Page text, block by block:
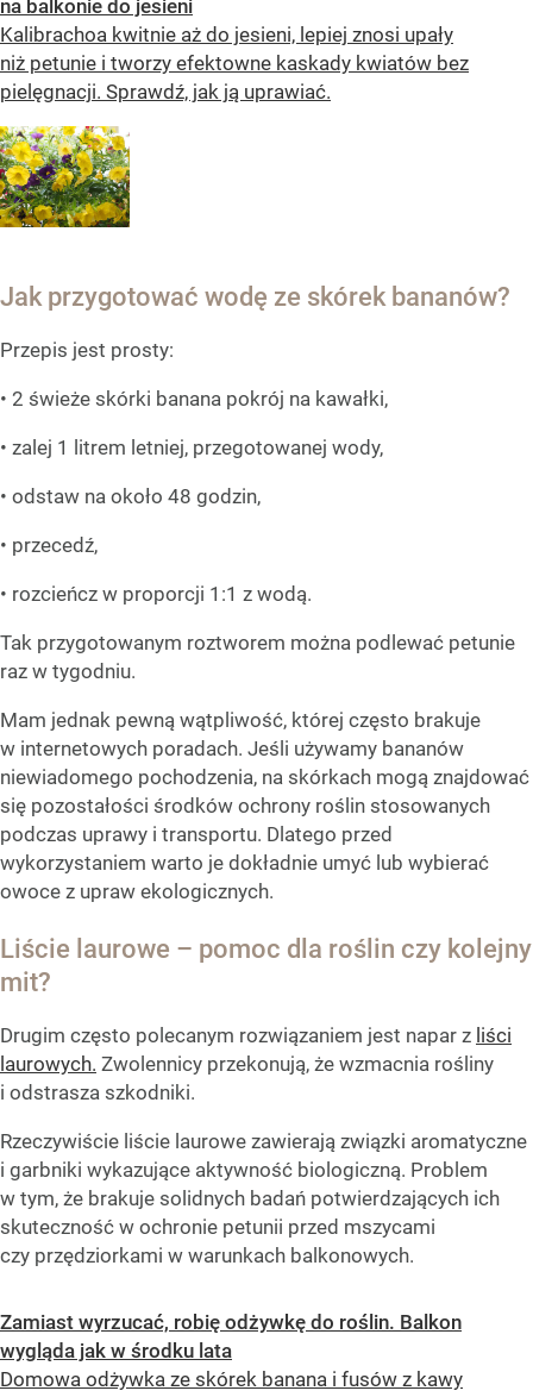
na balkonie do jesieni
Kalibrachoa kwitnie aż do jesieni, lepiej znosi upały
niż petunie i tworzy efektowne kaskady kwiatów bez
pielęgnacji. Sprawdź, jak ją uprawiać.
Jak przygotować wodę ze skórek bananów?
Przepis jest prosty:
• 2 świeże skórki banana pokrój na kawałki,
• zalej 1 litrem letniej, przegotowanej wody,
• odstaw na około 48 godzin,
• przecedź,
• rozcieńcz w proporcji 1:1 z wodą.
Tak przygotowanym roztworem można podlewać petunie
raz w tygodniu.
Mam jednak pewną wątpliwość, której często brakuje
w internetowych poradach. Jeśli używamy bananów
niewiadomego pochodzenia, na skórkach mogą znajdować
się pozostałości środków ochrony roślin stosowanych
podczas uprawy i transportu. Dlatego przed
wykorzystaniem warto je dokładnie umyć lub wybierać
owoce z upraw ekologicznych.
Liście laurowe – pomoc dla roślin czy kolejny
mit?
Drugim często polecanym rozwiązaniem jest napar z liści
laurowych. Zwolennicy przekonują, że wzmacnia rośliny
i odstrasza szkodniki.
Rzeczywiście liście laurowe zawierają związki aromatyczne
i garbniki wykazujące aktywność biologiczną. Problem
w tym, że brakuje solidnych badań potwierdzających ich
skuteczność w ochronie petunii przed mszycami
czy przędziorkami w warunkach balkonowych.
Zamiast wyrzucać, robię odżywkę do roślin. Balkon
wygląda jak w środku lata
Domowa odżywka ze skórek banana i fusów z kawy